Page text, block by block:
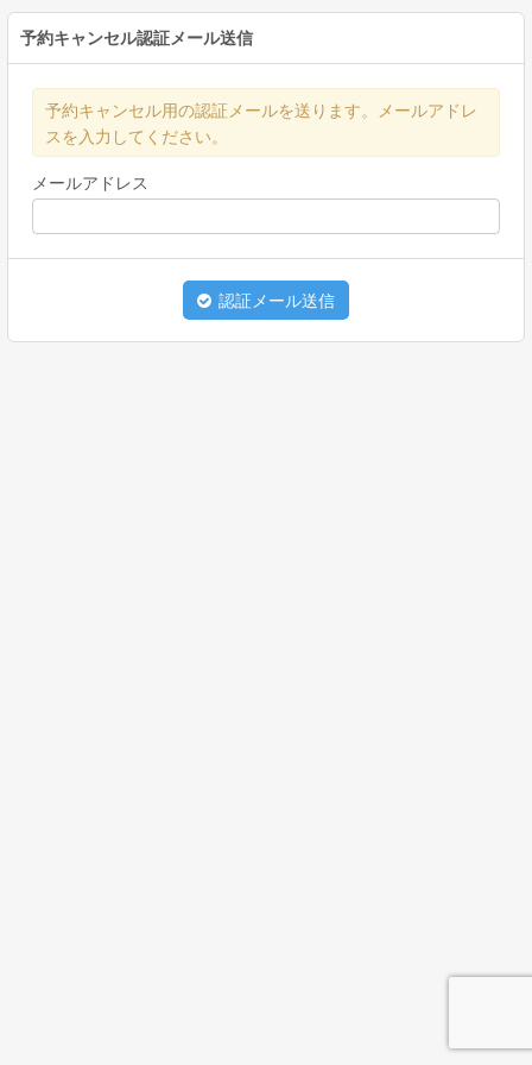
予約キャンセル認証メール送信
予約キャンセル用の認証メールを送ります。メールアドレ
スを入力してください。
メールアドレス
認証メール送信